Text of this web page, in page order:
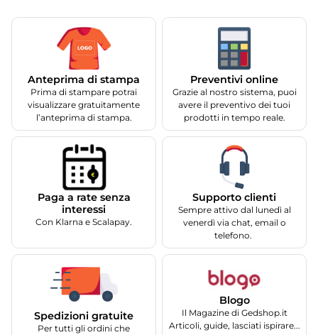
Anteprima di stampa
Prima di stampare potrai
visualizzare gratuitamente
l’anteprima di stampa.
Preventivi online
Grazie al nostro sistema, puoi
avere il preventivo dei tuoi
prodotti in tempo reale.
Paga a rate senza
interessi
Con Klarna e Scalapay.
Supporto clienti
Sempre attivo dal lunedì al
venerdì via chat, email o
telefono.
Spedizioni gratuite
Per tutti gli ordini che
Blogo
Il Magazine di Gedshop.it
Articoli, guide, lasciati ispirare...